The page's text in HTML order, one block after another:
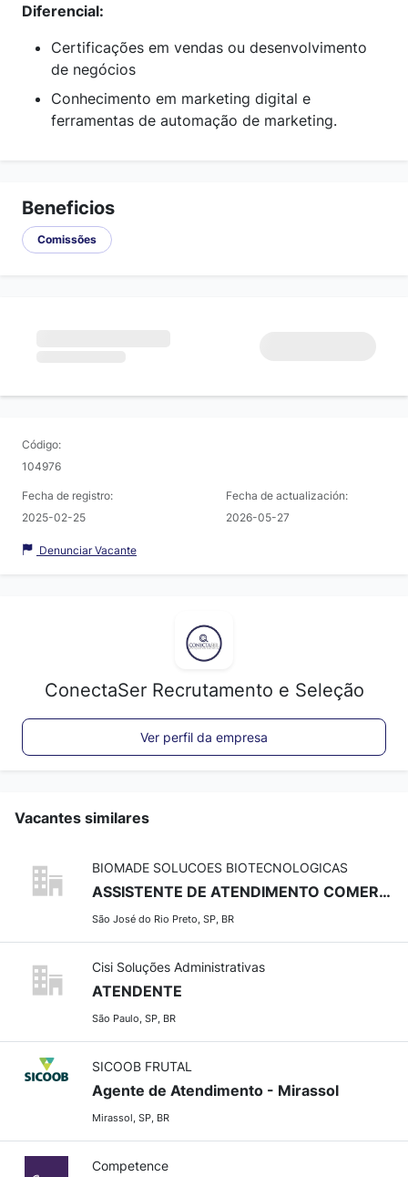
Diferencial:
Certificações em vendas ou desenvolvimento
de negócios
Conhecimento em marketing digital e
ferramentas de automação de marketing.
Beneficios
Comissões
Código:
104976
Fecha de registro:
2025-02-25
Fecha de actualización:
2026-05-27
Denunciar Vacante
ConectaSer Recrutamento e Seleção
Ver perfil da empresa
Vacantes similares
BIOMADE SOLUCOES BIOTECNOLOGICAS
ASSISTENTE DE ATENDIMENTO COMERCIAL
São José do Rio Preto, SP, BR
Cisi Soluções Administrativas
ATENDENTE
São Paulo, SP, BR
SICOOB FRUTAL
Agente de Atendimento - Mirassol
Mirassol, SP, BR
Competence